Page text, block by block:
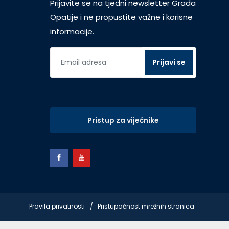
Prijavite se na tjedni newsletter Grada
Opatije i ne propustite važne i korisne
informacije.
Pristup za vijećnike
Pravila privatnosti Pristupačnost mrežnih stranica